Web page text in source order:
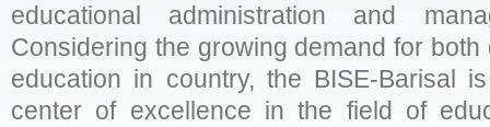
educational administration and
Considering the growing demand for
education in country, the BISE-Barisal
center of excellence in the field of